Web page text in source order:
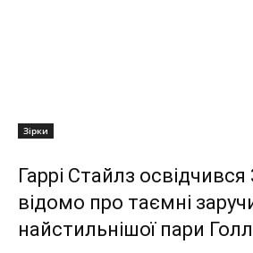
Зірки
Гаррі Стайлз
відомо про таємні
найстильнішої пари